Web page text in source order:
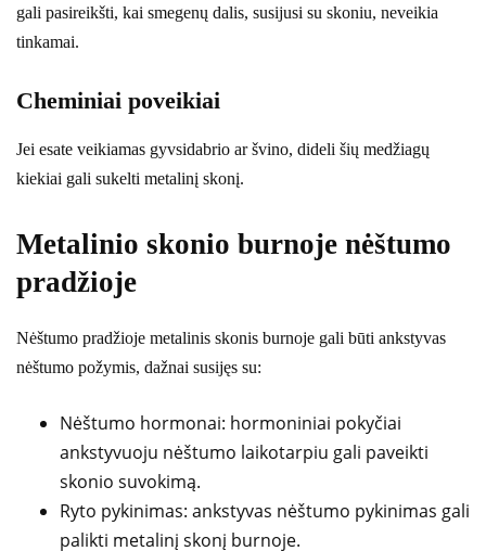
gali pasireikšti, kai smegenų dalis, susijusi su skoniu, neveikia
tinkamai.
Cheminiai poveikiai
Jei esate veikiamas gyvsidabrio ar švino, dideli šių medžiagų
kiekiai gali sukelti metalinį skonį.
Metalinio skonio burnoje nėštumo
pradžioje
Nėštumo pradžioje metalinis skonis burnoje gali būti ankstyvas
nėštumo požymis, dažnai susijęs su:
Nėštumo hormonai: hormoniniai pokyčiai
ankstyvuoju nėštumo laikotarpiu gali paveikti
skonio suvokimą.
Ryto pykinimas: ankstyvas nėštumo pykinimas gali
palikti metalinį skonį burnoje.